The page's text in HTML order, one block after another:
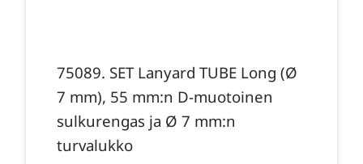
75089. SET Lanyard TUBE Long (Ø
7 mm), 55 mm:n D-muotoinen
sulkurengas ja Ø 7 mm:n
turvalukko